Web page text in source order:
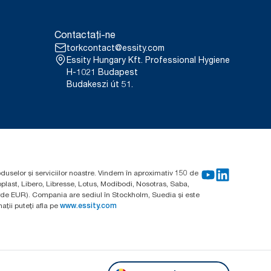
Contactați-ne
torkcontact@essity.com
Essity Hungary Kft. Professional Hygiene
H-1021 Budapest
Budakeszi út 51.
și serviciilor noastre. Vindem în aproximativ 150 de
Libero, Libresse, Lotus, Modibodi, Nosotras, Saba,
EUR). Compania are sediul în Stockholm, Suedia și este
puteți afla pe www.essity.com